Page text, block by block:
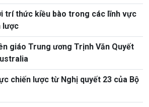
trí thức kiều bào trong các lĩnh vực
lược
giáo Trung ương Trịnh Văn Quyết
chiến lược từ Nghị quyết 23 của Bộ